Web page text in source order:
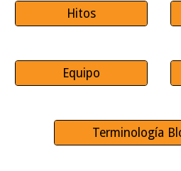
Hitos
Equipo
Terminología